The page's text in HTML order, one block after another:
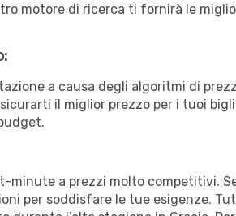
motore di ricerca ti fornirà le
a causa degli algoritmi di
il miglior prezzo per i tuoi
a prezzi molto competitivi.
per soddisfare le tue esigenze.